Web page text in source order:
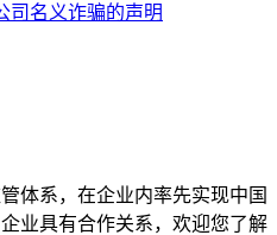
司名义诈骗的声明
体系，在企业内率先实现中国
业具有合作关系，欢迎您了解